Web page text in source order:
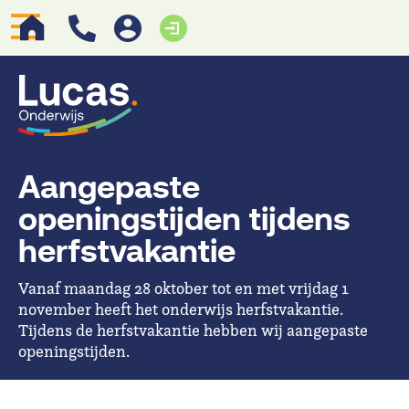
Aangepaste
openingstijden tijdens
herfstvakantie
Vanaf maandag 28 oktober tot en met vrijdag 1
november heeft het onderwijs herfstvakantie.
Tijdens de herfstvakantie hebben wij aangepaste
openingstijden.